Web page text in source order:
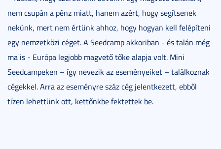
nem csupán a pénz miatt, hanem azért, hogy segítsenek
nekünk, mert nem értünk ahhoz, hogy hogyan kell felépíteni
egy nemzetközi céget. A Seedcamp akkoriban - és talán még
ma is - Európa legjobb magvető tőke alapja volt. Mini
Seedcampeken – így nevezik az eseményeiket – találkoznak
cégekkel. Arra az eseményre száz cég jelentkezett, ebből
tízen lehettünk ott, kettőnkbe fektettek be.